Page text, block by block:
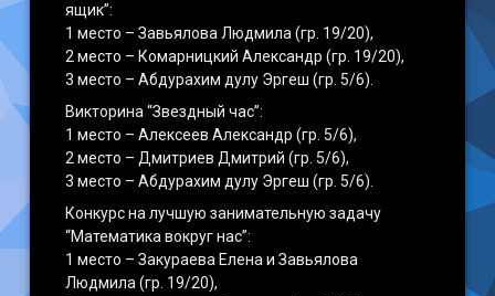
ящик”:
1 место – Завьялова Людмила (гр. 19/20),
2 место – Комарницкий Александр (гр. 19/20),
3 место – Абдурахим дулу Эргеш (гр. 5/6).
Викторина “Звездный час”:
1 место – Алексеев Александр (гр. 5/6),
2 место – Дмитриев Дмитрий (гр. 5/6),
3 место – Абдурахим дулу Эргеш (гр. 5/6).
Конкурс на лучшую занимательную задачу
“Математика вокруг нас”:
1 место – Закураева Елена и Завьялова
Людмила (гр. 19/20),